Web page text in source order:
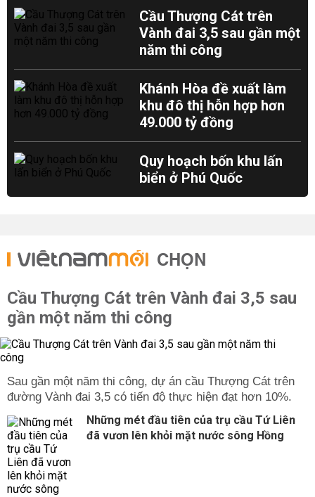
Cầu Thượng Cát trên
Vành đai 3,5 sau gần một
năm thi công
Khánh Hòa đề xuất làm
khu đô thị hỗn hợp hơn
49.000 tỷ đồng
Quy hoạch bốn khu lấn
biển ở Phú Quốc
CHỌN
Cầu Thượng Cát trên Vành đai 3,5 sau
gần một năm thi công
Sau gần một năm thi công, dự án cầu Thượng Cát trên
đường Vành đai 3,5 có tiến độ thực hiện đạt hơn 10%.
Những mét đầu tiên của trụ cầu Tứ Liên
đã vươn lên khỏi mặt nước sông Hồng